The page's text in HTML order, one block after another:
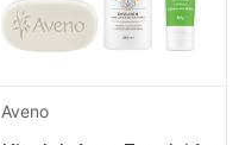
Aveno